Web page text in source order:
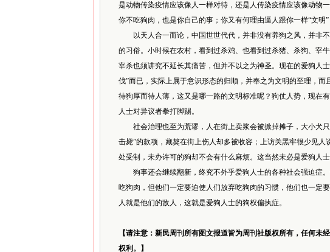
是动物传染疫情应该像人一样对待，还是人传染疫情应该像动物
你不吃狗肉，也是你自己的事；你又有何理由逼人跟你一样“文明”
以天人合一而论，中国世世代代，并非没有养狗之风，并非
的习俗。小时候在农村，看到过杀鸡、也看到过杀猪、杀狗、宰
宰杀也须讲究不延长其痛苦，但并不以之为神圣。现在的爱狗人
伐”而已，实际上属于意识形态的归顺，并奉之为文明的至理，而
待狗厚而待人薄，这又是哪一路的文明标准呢？狗仗人势，现在
人士对异议者拳打脚踢。
社会治理也至为荒谬，人在街上卖浆会被掀掉摊子，大小犬只
击毙”的款项，藏獒在街上伤人却多被收容；上访关黑牢很少见
处受制，未办许可的狗却不会有什么麻烦。这当然未必是爱狗人
狗事还会继续翻新，终究不外乎爱狗人士的各种社会强迫症
吃狗肉，但他们一定要迫使人们放弃吃狗肉的习惯，他们也一定
人就是他们的敌人，这就是爱狗人士的狗权偏执症。
【请注意：新民周刊所有图文报道皆为周刊社版权所有，任何未
权利。】